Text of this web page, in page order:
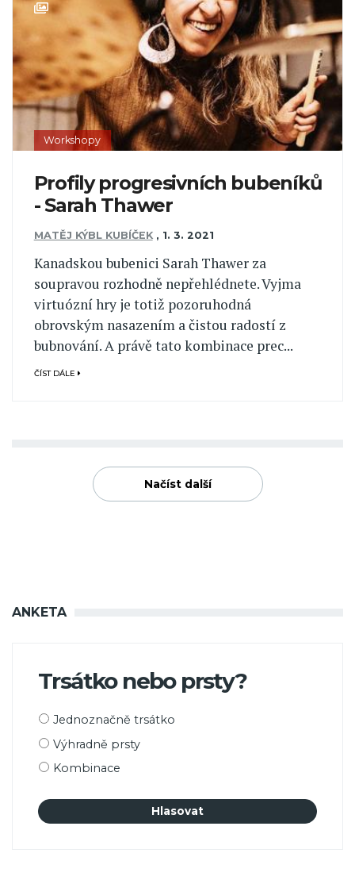
Workshopy
Profily progresivních bubeníků
- Sarah Thawer
MATĚJ KÝBL KUBÍČEK , 1. 3. 2021
Kanadskou bubenici Sarah Thawer za
soupravou rozhodně nepřehlédnete. Vyjma
virtuózní hry je totiž pozoruhodná
obrovským nasazením a čistou radostí z
bubnování. A právě tato kombinace prec...
ČÍST DÁLE
Načíst další
ANKETA
Trsátko nebo prsty?
Možnosti
Jednoznačně trsátko
Výhradně prsty
Kombinace